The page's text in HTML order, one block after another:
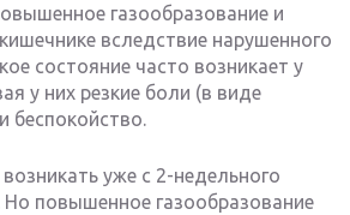
газообразование и
вследствие нарушенного
состояние часто возникает у
у них резкие боли (в виде
беспокойство.
уже с 2-недельного
повышенное газообразование